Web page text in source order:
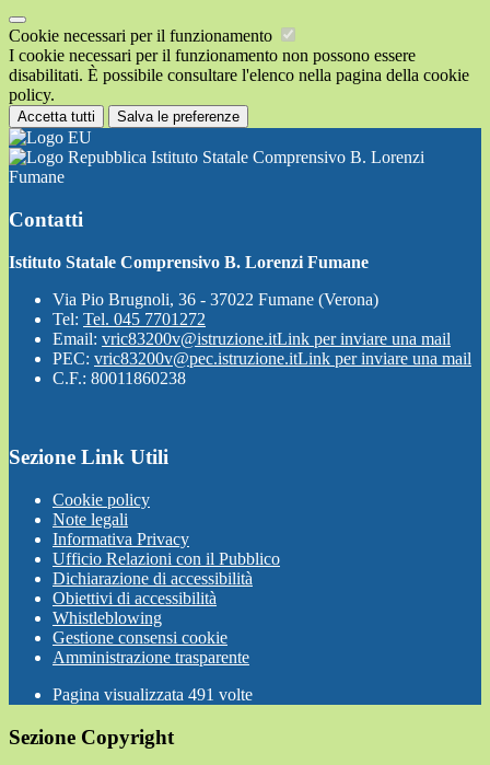
Cookie necessari per il funzionamento
I cookie necessari per il funzionamento non possono essere
disabilitati. È possibile consultare l'elenco nella pagina della cookie
policy.
Accetta tutti Salva le preferenze
Istituto Statale Comprensivo B. Lorenzi
Fumane
Contatti
Istituto Statale Comprensivo B. Lorenzi Fumane
Via Pio Brugnoli, 36 - 37022 Fumane (Verona)
Tel: Tel. 045 7701272
Email: vric83200v@istruzione.itLink per inviare una mail
PEC: vric83200v@pec.istruzione.itLink per inviare una mail
C.F.: 80011860238
Sezione Link Utili
Cookie policy
Note legali
Informativa Privacy
Ufficio Relazioni con il Pubblico
Dichiarazione di accessibilità
Obiettivi di accessibilità
Whistleblowing
Gestione consensi cookie
Amministrazione trasparente
Pagina visualizzata 491 volte
Sezione Copyright